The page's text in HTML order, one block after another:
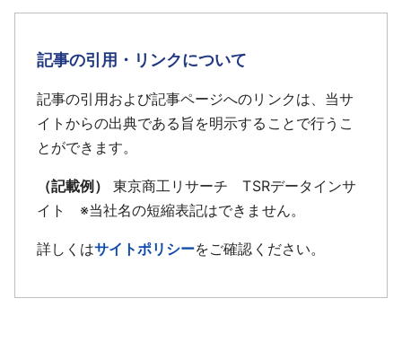
記事の引用・リンクについて
記事の引用および記事ページへのリンクは、当サ
イトからの出典である旨を明示することで行うこ
とができます。
（記載例）
東京商工リサーチ TSRデータインサ
イト ※当社名の短縮表記はできません。
詳しくはサイトポリシーをご確認ください。